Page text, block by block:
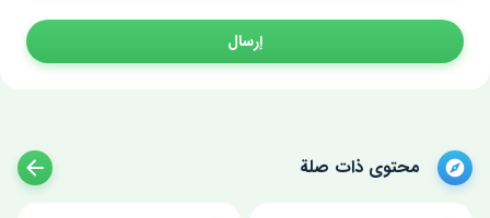
إرسال
محتوى ذات صلة